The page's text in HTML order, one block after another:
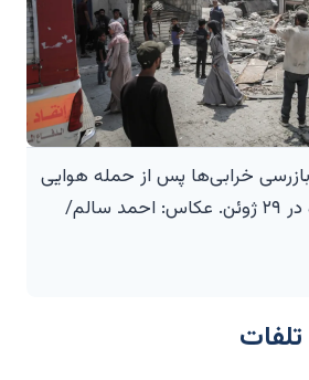
خرابی‌ها پس از حمله هوایی
اسرائیل به شهر غزه در ۲۹ ژوئن. عکاس: احمد سالم/
تلفات